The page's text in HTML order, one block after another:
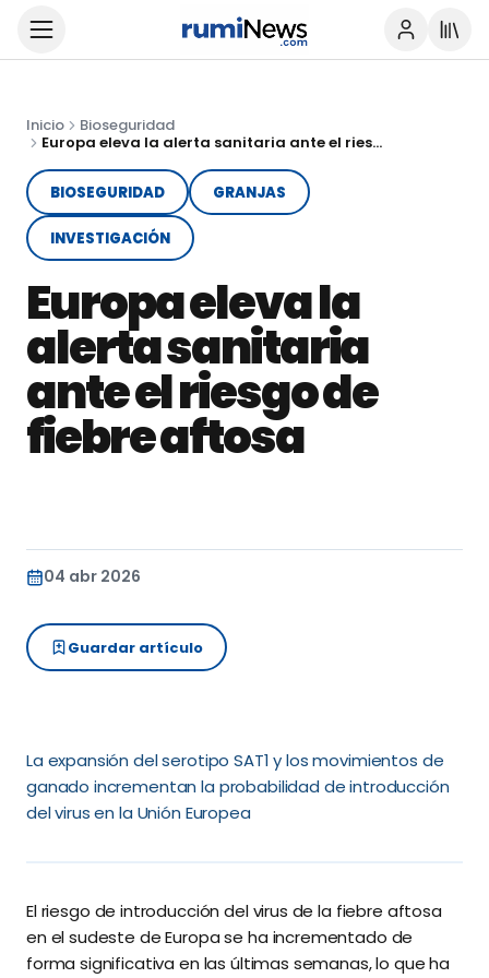
Inicio
Bioseguridad
Europa eleva la alerta sanitaria ante el riesgo de fiebre aftosa
BIOSEGURIDAD GRANJAS
INVESTIGACIÓN
Europa eleva la
alerta sanitaria
ante el riesgo de
fiebre aftosa
04 abr 2026
Guardar artículo
La expansión del serotipo SAT1 y los movimientos de
ganado incrementan la probabilidad de introducción
del virus en la Unión Europea
El riesgo de introducción del virus de la fiebre aftosa
en el sudeste de Europa se ha incrementado de
forma significativa en las últimas semanas, lo que ha